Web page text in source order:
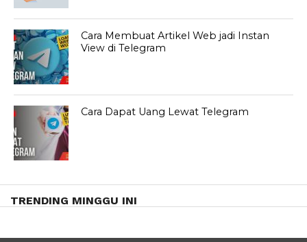
Cara Membuat Artikel Web jadi Instan
View di Telegram
Cara Dapat Uang Lewat Telegram
TRENDING MINGGU INI